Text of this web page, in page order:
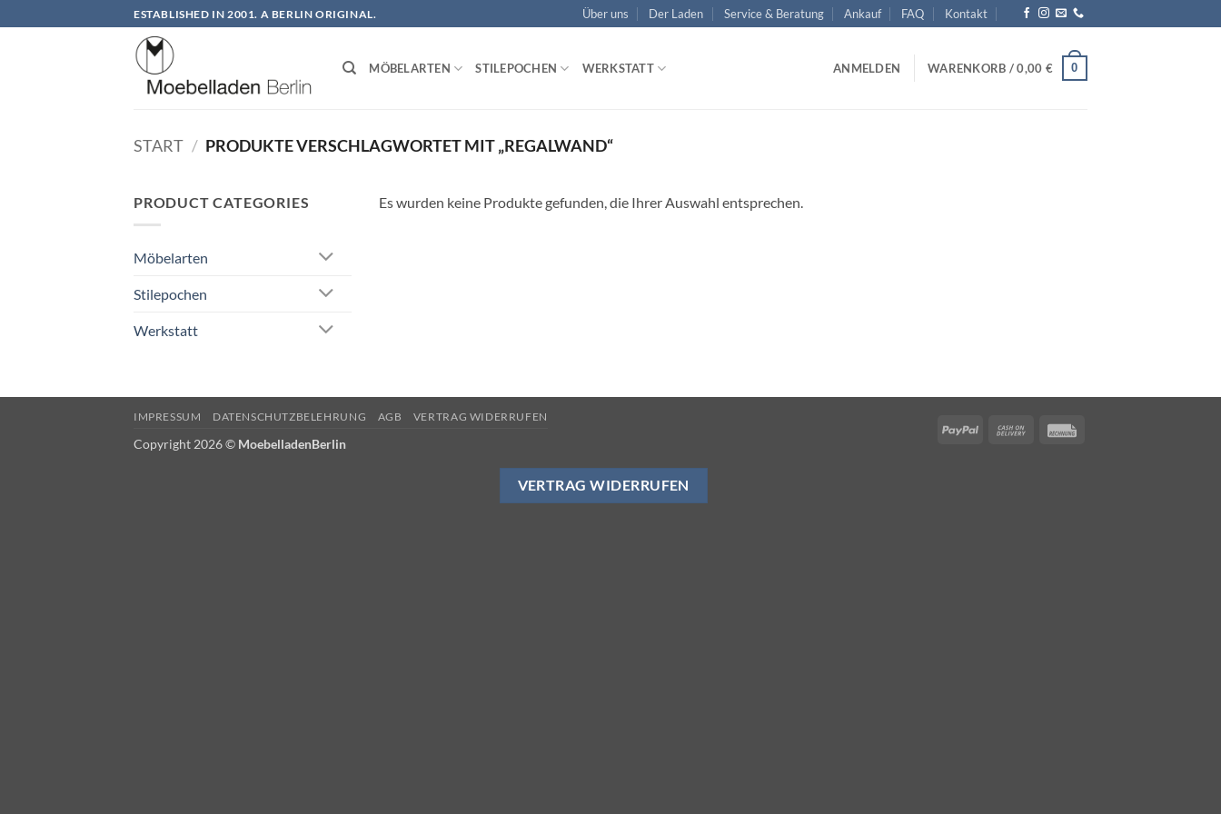
Inhalt
ESTABLISHED IN 2001. A BERLIN ORIGINAL. Über uns Der Laden Service & Beratung Ankauf FAQ Kontakt
MÖBELARTEN STILEPOCHEN WERKSTATT ANMELDEN WARENKORB /0,00 € 0
START / PRODUKTE VERSCHLAGWORTET MIT „REGALWAND“
PRODUCT CATEGORIES
Möbelarten
Stilepochen
Werkstatt
Es wurden keine Produkte gefunden, die Ihrer Auswahl entsprechen.
PayPal
Cash
IMPRESSUM DATENSCHUTZBELEHRUNG AGB VERTRAG WIDERRUFEN
Copyright 2026 © MoebelladenBerlin
VERTRAG WIDERRUFEN